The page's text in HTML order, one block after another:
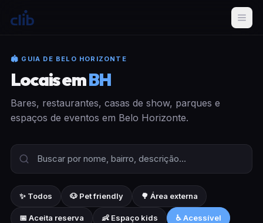
🏟 GUIA DE BELO HORIZONTE
Locais emBH
Bares, restaurantes, casas de show, parques e
espaços de eventos em Belo Horizonte.
✨ Todos 🐶 Pet friendly 🌳 Área externa
📅 Aceita reserva 👶 Espaço kids ♿ Acessível